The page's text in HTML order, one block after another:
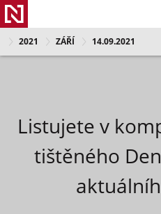
2021 ZÁŘÍ 14.09.2021
Listujete v
tištěného